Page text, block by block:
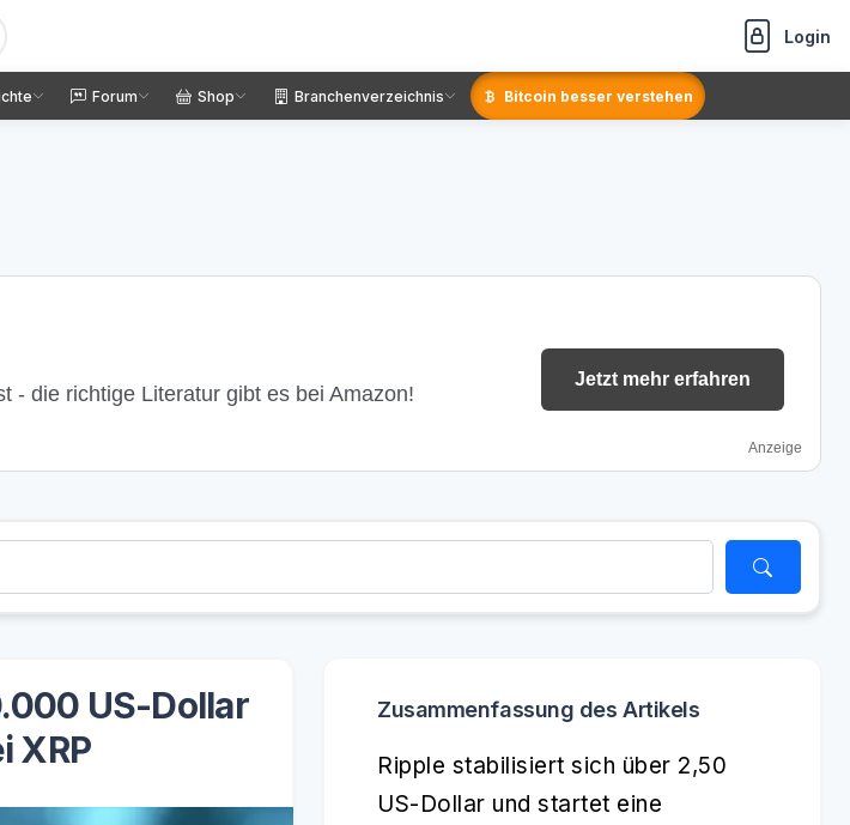
Login
Forum Shop Branchenverzeichnis Bitcoin besser verstehen
- die richtige Literatur gibt es bei Amazon!
Jetzt mehr erfahren
Anzeige
US-Dollar
XRP
Zusammenfassung des Artikels
Ripple stabilisiert sich über 2,50
US-Dollar und startet eine